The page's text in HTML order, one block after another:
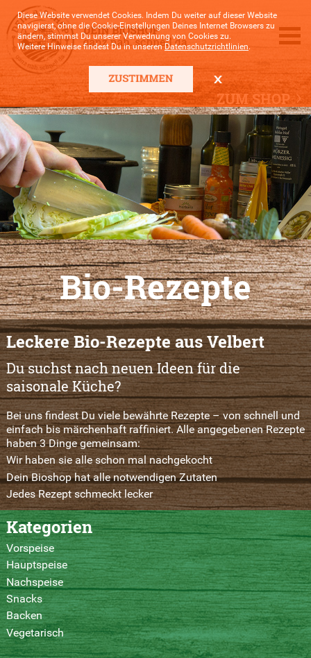
Diese Website verwendet Cookies. Indem Du weiter auf dieser Website
navigierst, ohne die Cookie-Einstellungen Deines Internet Browsers zu
ändern, stimmst Du unserer Verwednung von Cookies zu.
Weitere Hinweise findest Du in unserenDatenschutzrichtlinien.
ZUM SHOP
Bio-Rezepte
Leckere Bio-Rezepte aus Velbert
Du suchst nach neuen Ideen für die
saisonale Küche?
Bei uns findest Du viele bewährte Rezepte – von schnell und
einfach bis märchenhaft raffiniert. Alle angegebenen Rezepte
haben 3 Dinge gemeinsam:
Wir haben sie alle schon mal nachgekocht
Dein Bioshop hat alle notwendigen Zutaten
Jedes Rezept schmeckt lecker
Kategorien
Vorspeise
Hauptspeise
Nachspeise
Snacks
Backen
Vegetarisch